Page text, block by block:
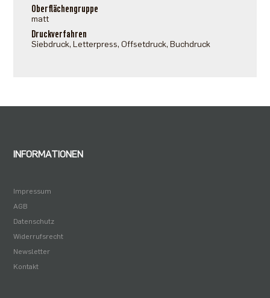
Oberflächengruppe
matt
Druckverfahren
Siebdruck, Letterpress, Offsetdruck, Buchdruck
INFORMATIONEN
Impressum
AGB
Datenschutz
Widerrufsrecht
Newsletter
Kontakt